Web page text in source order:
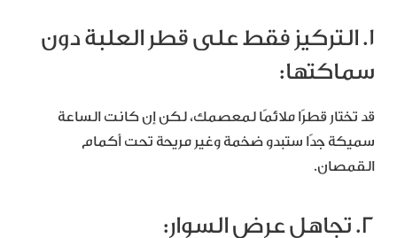
1. التركيز فقط على قطر العلبة دون
سماكتها:
قد تختار قطرًا ملائمًا لمعصمك، لكن إن كانت الساعة
سميكة جدًا ستبدو ضخمة وغير مريحة تحت أكمام
القمصان.
2. تجاهل عرض السوار: